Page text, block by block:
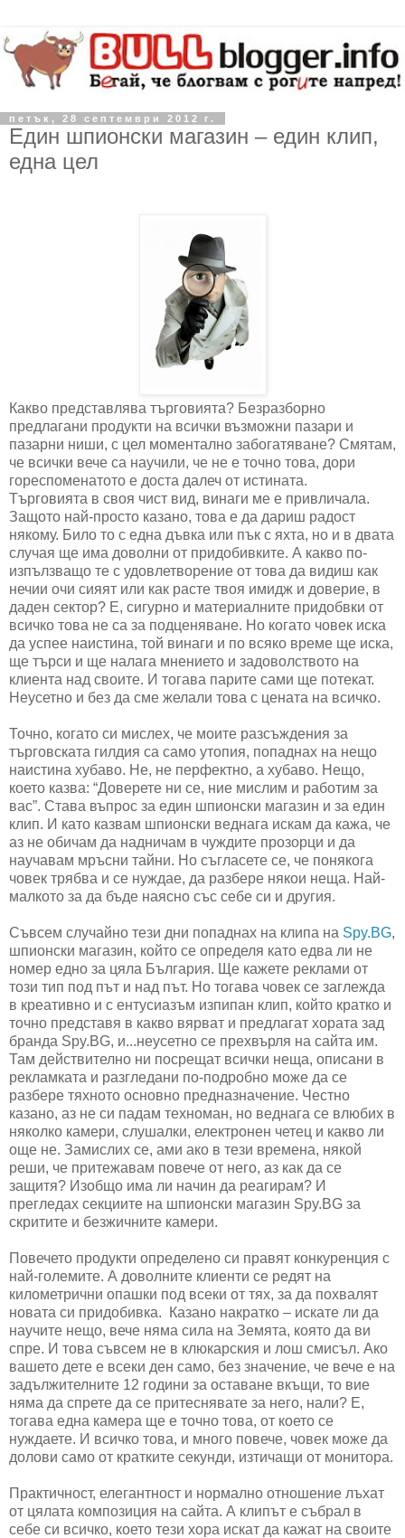
петък, 28 септември 2012 г.
Един шпионски магазин – един клип,
една цел
Какво представлява търговията? Безразборно
предлагани продукти на всички възможни пазари и
пазарни ниши, с цел моментално забогатяване? Смятам,
че всички вече са научили, че не е точно това, дори
гореспоменатото е доста далеч от истината.
Търговията в своя чист вид, винаги ме е привличала.
Защото най-просто казано, това е да дариш радост
някому. Било то с една дъвка или пък с яхта, но и в двата
случая ще има доволни от придобивките. А какво по-
изпълзващо те с удовлетворение от това да видиш как
нечии очи сияят или как расте твоя имидж и доверие, в
даден сектор? Е, сигурно и материалните придобвки от
всичко това не са за подценяване. Но когато човек иска
да успее наистина, той винаги и по всяко време ще иска,
ще търси и ще налага мнението и задоволството на
клиента над своите. И тогава парите сами ще потекат.
Неусетно и без да сме желали това с цената на всичко.
Точно, когато си мислех, че моите разсъждения за
търговската гилдия са само утопия, попаднах на нещо
наистина хубаво. Не, не перфектно, а хубаво. Нещо,
което казва: “Доверете ни се, ние мислим и работим за
вас”. Става въпрос за един шпионски магазин и за един
клип. И като казвам шпионски веднага искам да кажа, че
аз не обичам да надничам в чуждите прозорци и да
научавам мръсни тайни. Но съгласете се, че понякога
човек трябва и се нуждае, да разбере някои неща. Най-
малкото за да бъде наясно със себе си и другия.
Съвсем случайно тези дни попаднах на клипа на Spy.BG,
шпионски магазин, който се определя като едва ли не
номер едно за цяла България. Ще кажете реклами от
този тип под път и над път. Но тогава човек се заглежда
в креативно и с ентусиазъм изпипан клип, който кратко и
точно представя в какво вярват и предлагат хората зад
бранда Spy.BG, и...неусетно се прехвърля на сайта им.
Там действително ни посрещат всички неща, описани в
рекламката и разгледани по-подробно може да се
разбере тяхното основно предназначение. Честно
казано, аз не си падам техноман, но веднага се влюбих в
няколко камери, слушалки, електронен четец и какво ли
още не. Замислих се, ами ако в тези времена, някой
реши, че притежавам повече от него, аз как да се
защитя? Изобщо има ли начин да реагирам? И
прегледах секциите на шпионски магазин Spy.BG за
скритите и безжичните камери.
Повечето продукти определено си правят конкуренция с
най-големите. А доволните клиенти се редят на
километрични опашки под всеки от тях, за да похвалят
новата си придобивка. Казано накратко – искате ли да
научите нещо, вече няма сила на Земята, която да ви
спре. И това съвсем не в клюкарския и лош смисъл. Ако
вашето дете е всеки ден само, без значение, че вече е на
задължителните 12 години за оставане вкъщи, то вие
няма да спрете да се притеснявате за него, нали? Е,
тогава една камера ще е точно това, от което се
нуждаете. И всичко това, и много повече, човек може да
долови само от кратките секунди, изтичащи от монитора.
Практичност, елегантност и нормално отношение лъхат
от цялата композиция на сайта. А клипът е събрал в
себе си всичко, което тези хора искат да кажат на своите